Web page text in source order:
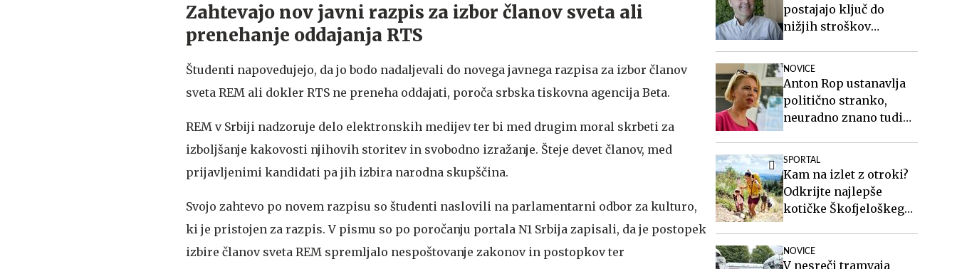
Zahtevajo nov javni razpis za izbor članov sveta ali
prenehanje oddajanja RTS
Študenti napovedujejo, da jo bodo nadaljevali do novega javnega razpisa za izbor članov
sveta REM ali dokler RTS ne preneha oddajati, poroča srbska tiskovna agencija Beta.
REM v Srbiji nadzoruje delo elektronskih medijev ter bi med drugim moral skrbeti za
izboljšanje kakovosti njihovih storitev in svobodno izražanje. Šteje devet članov, med
prijavljenimi kandidati pa jih izbira narodna skupščina.
Svojo zahtevo po novem razpisu so študenti naslovili na parlamentarni odbor za kulturo,
ki je pristojen za razpis. V pismu so po poročanju portala N1 Srbija zapisali, da je postopek
izbire članov sveta REM spremljalo nespoštovanje zakonov in postopkov ter
postajajo ključ do
nižjih stroškov
NOVICE
Anton Rop ustanavlja
politično stranko,
neuradno znano tudi
SPORTAL
Kam na izlet z otroki?
Odkrijte najlepše
kotičke Škofjeloškega
NOVICE
V nesreči tramvaja